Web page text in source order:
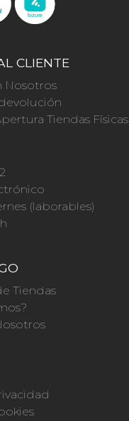
CLIENTE
Nosotros
Tiendas Físicas
(laborables)
Tiendas